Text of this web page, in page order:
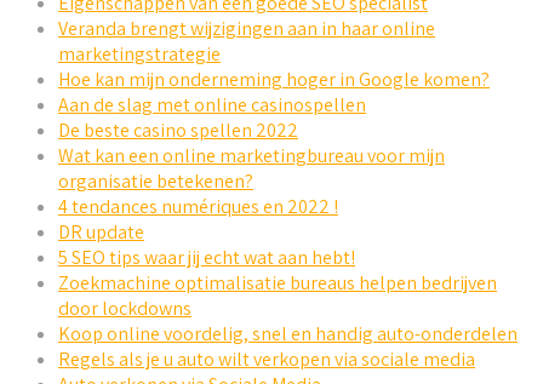
Veranda brengt wijzigingen aan in haar online
marketingstrategie
Hoe kan mijn onderneming hoger in Google komen?
Aan de slag met online casinospellen
De beste casino spellen 2022
Wat kan een online marketingbureau voor mijn
organisatie betekenen?
4 tendances numériques en 2022 !
DR update
5 SEO tips waar jij echt wat aan hebt!
Zoekmachine optimalisatie bureaus helpen bedrijven
door lockdowns
Koop online voordelig, snel en handig auto-onderdelen
Regels als je u auto wilt verkopen via sociale media